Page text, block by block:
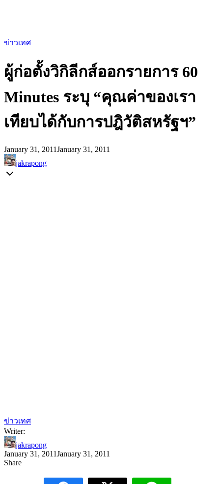
ข่าวเทศ
ผู้ก่อตั้งวิกิลีกส์ออกรายการ 60
Minutes ระบุ “คุณค่าของเรา
เทียบได้กับการปฎิวัติสหรัฐฯ”
January 31, 2011January 31, 2011
jakrapong
ข่าวเทศ
Writer:
jakrapong
January 31, 2011January 31, 2011
Share